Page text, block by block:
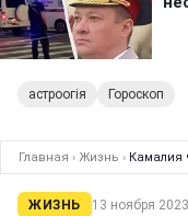
астроогія Гороскоп
Главная › Жизнь › Камалия
ЖИЗНЬ 13 ноября